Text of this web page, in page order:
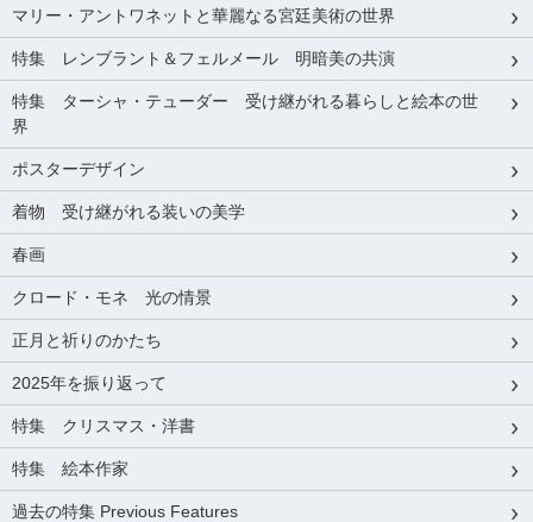
マリー・アントワネットと華麗なる宮廷美術の世界
特集 レンブラント＆フェルメール 明暗美の共演
特集 ターシャ・テューダー 受け継がれる暮らしと絵本の世
界
ポスターデザイン
着物 受け継がれる装いの美学
春画
クロード・モネ 光の情景
正月と祈りのかたち
2025年を振り返って
特集 クリスマス・洋書
特集 絵本作家
過去の特集 Previous Features